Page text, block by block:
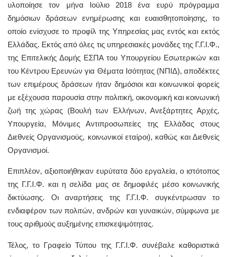
υλοποίησε τον μήνα Ιούλιο 2018 ένα ευρύ πρόγραμμα
δημόσιων δράσεων ενημέρωσης και ευαισθητοποίησης, το
οποίο ενίσχυσε το προφίλ της Υπηρεσίας μας εντός και εκτός
Ελλάδας. Εκτός από όλες τις υπηρεσιακές μονάδες της Γ.Γ.Ι.Φ.,
της Επιτελικής Δομής ΕΣΠΑ του Υπουργείου Εσωτερικών και
του Κέντρου Ερευνών για Θέματα Ισότητας (ΝΠΙΔ), αποδέκτες
των επιμέρους δράσεων ήταν δημόσιοι και κοινωνικοί φορείς
με εξέχουσα παρουσία στην πολιτική, οικονομική και κοινωνική
ζωή της χώρας (Βουλή των Ελλήνων, Ανεξάρτητες Αρχές,
Υπουργεία, Μόνιμες Αντιπροσωπείες της Ελλάδας στους
Διεθνείς Οργανισμούς, κοινωνικοί εταίροι), καθώς και Διεθνείς
Οργανισμοί.
Επιπλέον, αξιοποιήθηκαν ευρύτατα δύο εργαλεία, ο ιστότοπος
της Γ.Γ.Ι.Φ. και η σελίδα μας σε δημοφιλές μέσο κοινωνικής
δικτύωσης. Οι αναρτήσεις της Γ.Γ.Ι.Φ. συγκέντρωσαν το
ενδιαφέρον των πολιτών, ανδρών και γυναικών, σύμφωνα με
τους αριθμούς αυξημένης επισκεψιμότητας.
Τέλος, το Γραφείο Τύπου της Γ.Γ.Ι.Φ. συνέβαλε καθοριστικά